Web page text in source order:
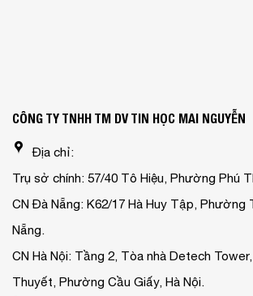
CÔNG TY TNHH TM DV TIN HỌC MAI NGUYỄN
Địa chỉ:
Trụ sở chính: 57/40 Tô Hiệu, Phường Phú
CN Đà Nẵng: K62/17 Hà Huy Tập, Phường
Nẵng.
CN Hà Nội: Tầng 2, Tòa nhà Detech
Thuyết, Phường Cầu Giấy, Hà Nội.